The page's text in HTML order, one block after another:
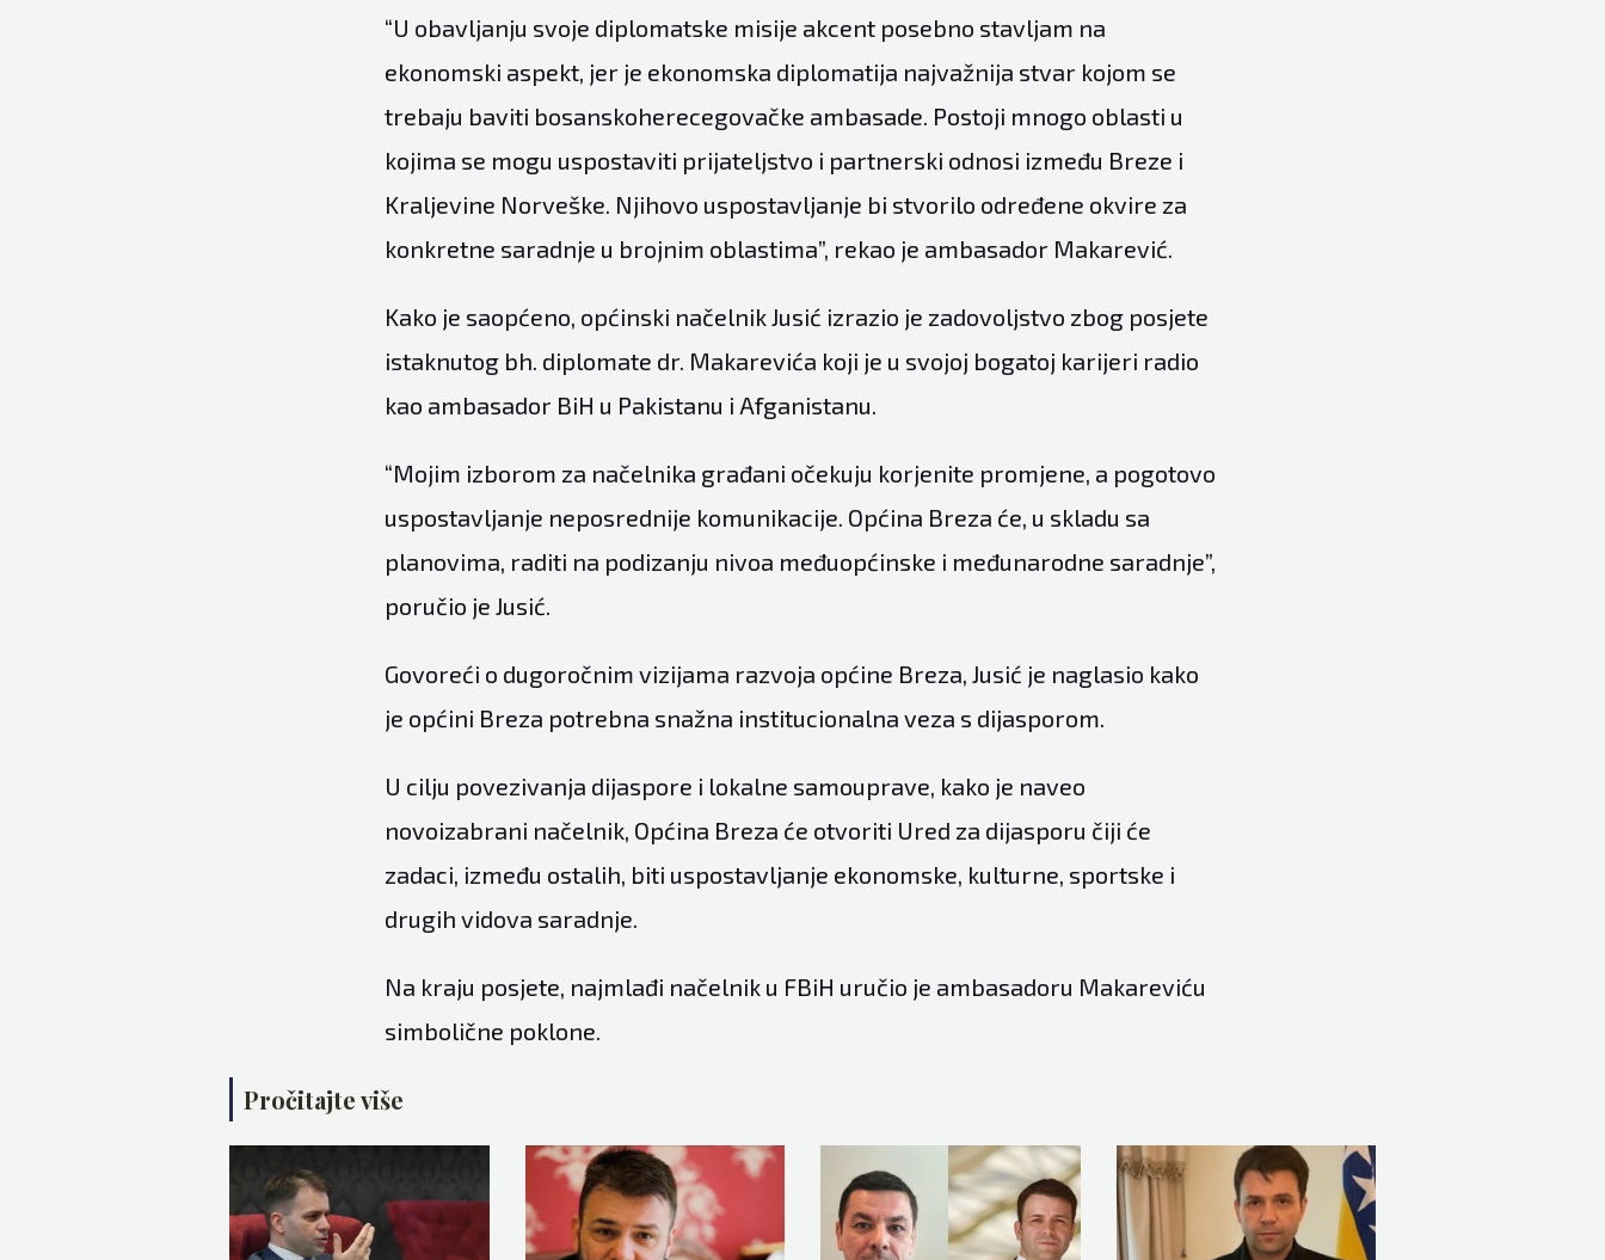
“U obavljanju svoje diplomatske misije akcent posebno stavljam na
ekonomski aspekt, jer je ekonomska diplomatija najvažnija stvar kojom se
trebaju baviti bosanskoherecegovačke ambasade. Postoji mnogo oblasti u
kojima se mogu uspostaviti prijateljstvo i partnerski odnosi između Breze i
Kraljevine Norveške. Njihovo uspostavljanje bi stvorilo određene okvire za
konkretne saradnje u brojnim oblastima”, rekao je ambasador Makarević.
Kako je saopćeno, općinski načelnik Jusić izrazio je zadovoljstvo zbog posjete
istaknutog bh. diplomate dr. Makarevića koji je u svojoj bogatoj karijeri radio
kao ambasador BiH u Pakistanu i Afganistanu.
“Mojim izborom za načelnika građani očekuju korjenite promjene, a pogotovo
uspostavljanje neposrednije komunikacije. Općina Breza će, u skladu sa
planovima, raditi na podizanju nivoa međuopćinske i međunarodne saradnje”,
poručio je Jusić.
Govoreći o dugoročnim vizijama razvoja općine Breza, Jusić je naglasio kako
je općini Breza potrebna snažna institucionalna veza s dijasporom.
U cilju povezivanja dijaspore i lokalne samouprave, kako je naveo
novoizabrani načelnik, Općina Breza će otvoriti Ured za dijasporu čiji će
zadaci, između ostalih, biti uspostavljanje ekonomske, kulturne, sportske i
drugih vidova saradnje.
Na kraju posjete, najmlađi načelnik u FBiH uručio je ambasadoru Makareviću
simbolične poklone.
Pročitajte više